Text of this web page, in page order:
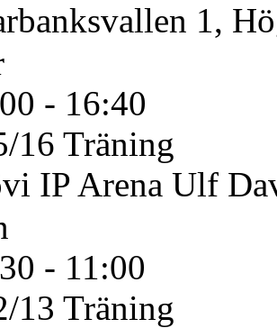
1,
- 16:40
16 Träning
IP Arena Ulf
- 11:00
13 Träning